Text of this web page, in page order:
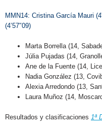
MMN14: Cristina García Mauri
(4’57″09)
Marta Borrella (14,
Júlia Pujadas (14,
Ane de la Fuente (14,
Nadia González (13,
Alexia Arredondo (13,
Laura Muñoz (14,
Resultados y clasificaciones 1ª